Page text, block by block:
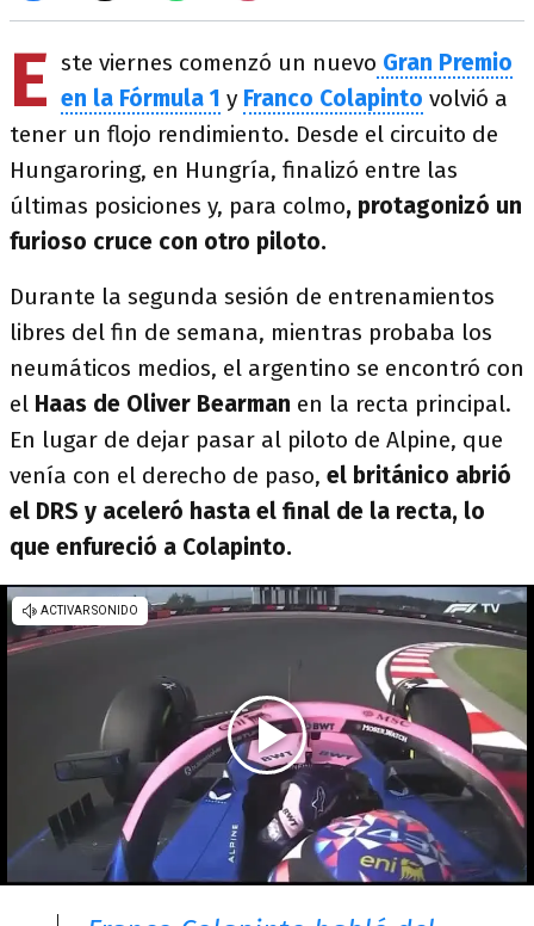
E ste viernes comenzó un nuevo Gran Premio
en la Fórmula 1 y Franco Colapinto volvió a
tener un flojo rendimiento. Desde el circuito de
Hungaroring, en Hungría, finalizó entre las
últimas posiciones y, para colmo, protagonizó un
furioso cruce con otro piloto.
Durante la segunda sesión de entrenamientos
libres del fin de semana, mientras probaba los
neumáticos medios, el argentino se encontró con
el Haas de Oliver Bearman en la recta principal.
En lugar de dejar pasar al piloto de Alpine, que
venía con el derecho de paso, el británico abrió
el DRS y aceleró hasta el final de la recta, lo
que enfureció a Colapinto.